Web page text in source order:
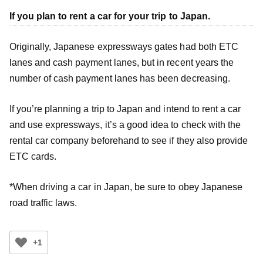
If you plan to rent a car for your trip to Japan.
Originally, Japanese expressways gates had both ETC
lanes and cash payment lanes, but in recent years the
number of cash payment lanes has been decreasing.
If you’re planning a trip to Japan and intend to rent a car
and use expressways, it’s a good idea to check with the
rental car company beforehand to see if they also provide
ETC cards.
*When driving a car in Japan, be sure to obey Japanese
road traffic laws.
+1